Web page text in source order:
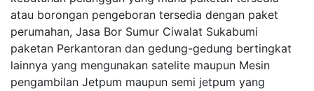
atau borongan pengeboran tersedia dengan paket
perumahan, Jasa Bor Sumur Ciwalat Sukabumi
paketan Perkantoran dan gedung-gedung bertingkat
lainnya yang mengunakan satelite maupun Mesin
pengambilan Jetpum maupun semi jetpum yang